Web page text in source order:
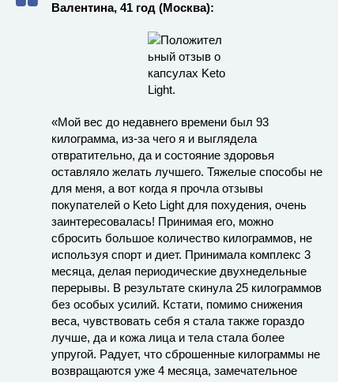
Валентина, 41 год (Москва):
«Мой вес до недавнего времени был 93
килограмма, из-за чего я и выглядела
отвратительно, да и состояние здоровья
оставляло желать лучшего. Тяжелые способы не
для меня, а вот когда я прочла отзывы
покупателей о Keto Light для похудения, очень
заинтересовалась! Принимая его, можно
сбросить большое количество килограммов, не
используя спорт и диет. Принимала комплекс 3
месяца, делая периодические двухнедельные
перерывы. В результате скинула 25 килограммов
без особых усилий. Кстати, помимо снижения
веса, чувствовать себя я стала также гораздо
лучше, да и кожа лица и тела стала более
упругой. Радует, что сброшенные килограммы не
возвращаются уже 4 месяца, замечательное